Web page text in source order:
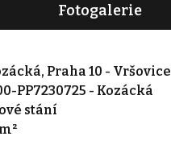
Fotogalerie
Praha 10 - Vršovice
PP7230725 - Kozácká
stání